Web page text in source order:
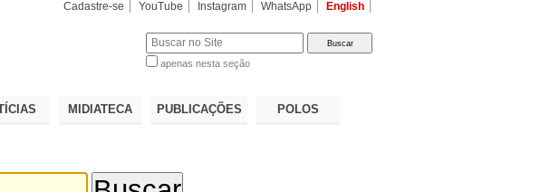
Cadastre-se YouTube Instagram WhatsApp English
apenas nesta seção
MIDIATECA PUBLICAÇÕES POLOS